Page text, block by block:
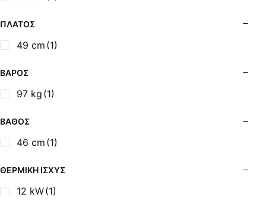
Σόμπες Ξύλου από Ατσάλι με Φούρνο
Σόμπες Πετρελαίου (Alfatherm)
Σόμπες Πετρελαίου (Assos)
Σόμπες Πετρελαίου (StarStoves)
Σόμπες Πετρελαίου (ΟΒΕΛ)
Σόμπες Πετρελαίου Αερόθερμες (Agorastos)
Σόμπες Υγραερίου
Σούβλες - Εργαλεία Ψησίματος BBQ
Σωλήνες (Μπουριά), Εξαρτήματα Σόμπας
ΠΛΆΤΟΣ
49 cm (1)
ΒΆΡΟΣ
97 kg (1)
ΒΆΘΟΣ
46 cm (1)
ΘΕΡΜΙΚΉ ΙΣΧΎΣ
12 kW(1)